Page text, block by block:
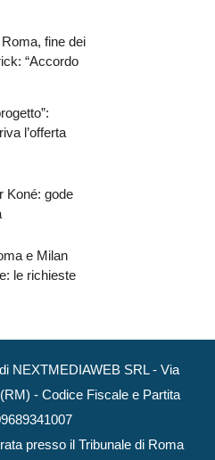
fine dei
“Accordo
l’offerta
Koné: gode
e Milan
le richieste
NEXTMEDIAWEB SRL - Via
- Codice Fiscale e Partita
presso il Tribunale di Roma